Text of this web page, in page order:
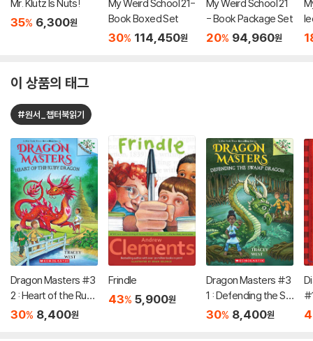
Mr. Klutz Is Nuts!
35% 6,300원
My Weird School 21-
Book Boxed Set
30% 114,450원
My Weird School 21
- Book Package Set
20% 94,960원
이 상품의 태그
#원서_챕터북읽기
Dragon Masters #3
2 : Heart of the Ruby
Dragon (A Branches
30% 8,400원
Frindle
43% 5,900원
Dragon Masters #3
1 : Defending the Sw
amp Dragon (A Bran
30% 8,400원